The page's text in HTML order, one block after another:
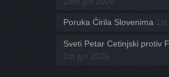
Poruka Ćirila Slovenima 1st
Sveti Petar Cetinjski protiv
1st јул 2026